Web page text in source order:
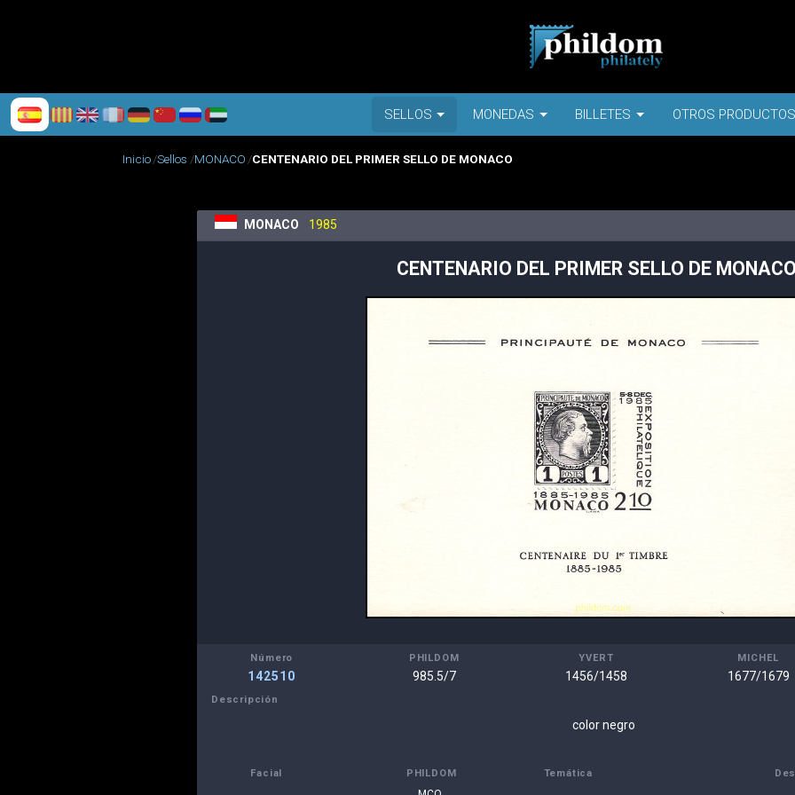
SELLOS MONEDAS BILLETES OTROS PRODUCTOS
Inicio Sellos MONACO CENTENARIO DEL PRIMER SELLO DE MONACO
MONACO 1985
CENTENARIO DEL PRIMER SELLO DE MONACO
Número
142510
PHILDOM
985.5/7
YVERT
1456/1458
MICHEL
1677/1679
Descripción
color negro
Facial PHILDOM Temática